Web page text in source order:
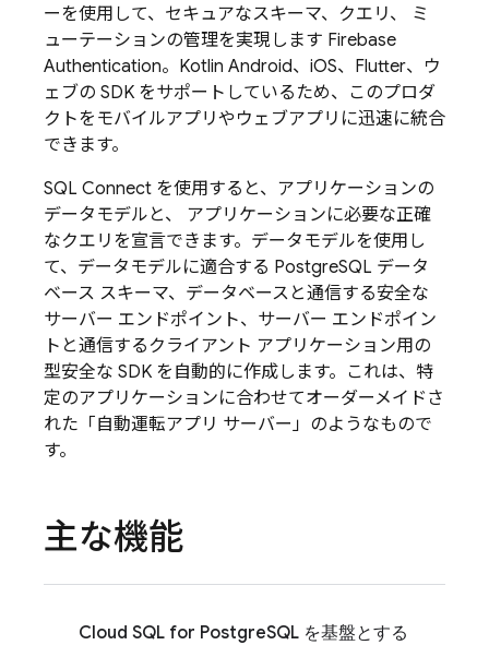
ーを使用して、セキュアなスキーマ、クエリ、 ミ
ューテーションの管理を実現します Firebase
Authentication。Kotlin Android、iOS、Flutter、ウ
ェブの SDK をサポートしているため、このプロダ
クトをモバイルアプリやウェブアプリに迅速に統合
できます。
SQL Connect を使用すると、アプリケーションの
データモデルと、 アプリケーションに必要な正確
なクエリを宣言できます。データモデルを使用し
て、データモデルに適合する PostgreSQL データ
ベース スキーマ、データベースと通信する安全な
サーバー エンドポイント、サーバー エンドポイン
トと通信するクライアント アプリケーション用の
型安全な SDK を自動的に作成します。これは、特
定のアプリケーションに合わせてオーダーメイドさ
れた「自動運転アプリ サーバー」のようなもので
す。
主な機能
Cloud SQL for PostgreSQL を基盤とする